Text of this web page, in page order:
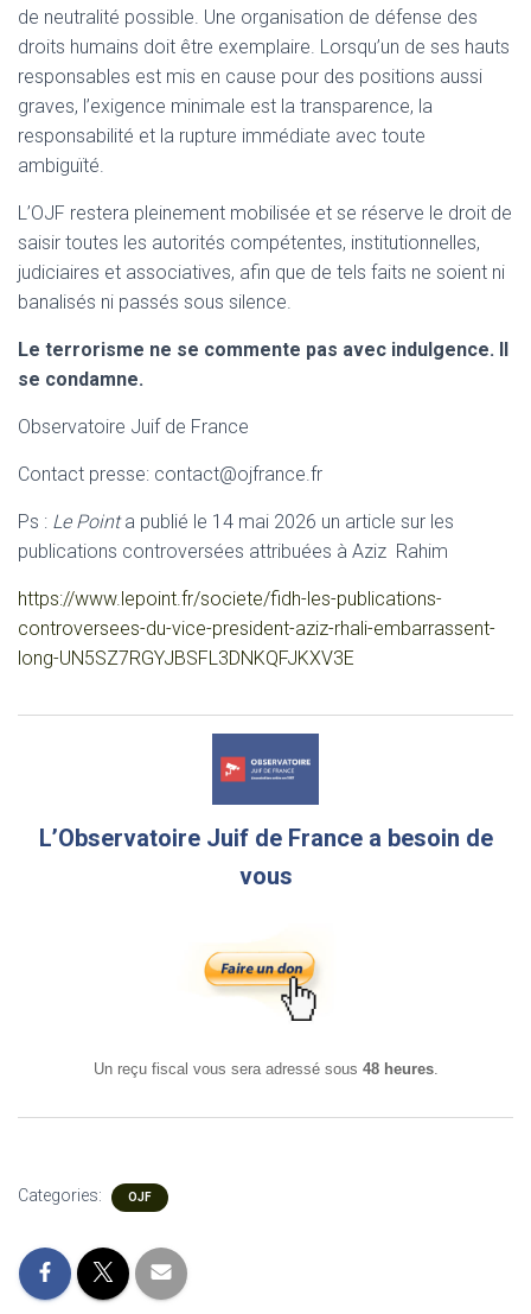
de neutralité possible. Une organisation de défense des
droits humains doit être exemplaire. Lorsqu’un de ses hauts
responsables est mis en cause pour des positions aussi
graves, l’exigence minimale est la transparence, la
responsabilité et la rupture immédiate avec toute
ambiguïté.
L’OJF restera pleinement mobilisée et se réserve le droit de
saisir toutes les autorités compétentes, institutionnelles,
judiciaires et associatives, afin que de tels faits ne soient ni
banalisés ni passés sous silence.
Le terrorisme ne se commente pas avec indulgence. Il
se condamne.
Observatoire Juif de France
Contact presse: contact@ojfrance.fr
Ps : Le Pointa publié le 14 mai 2026 un article sur les
publications controversées attribuées à Aziz Rahim
https://www.lepoint.fr/societe/fidh-les-publications-
controversees-du-vice-president-aziz-rhali-embarrassent-
long-UN5SZ7RGYJBSFL3DNKQFJKXV3E
L’Observatoire Juif de France a besoin de
vous
Un reçu fiscal vous sera adressé sous 48 heures.
Categories: OJF